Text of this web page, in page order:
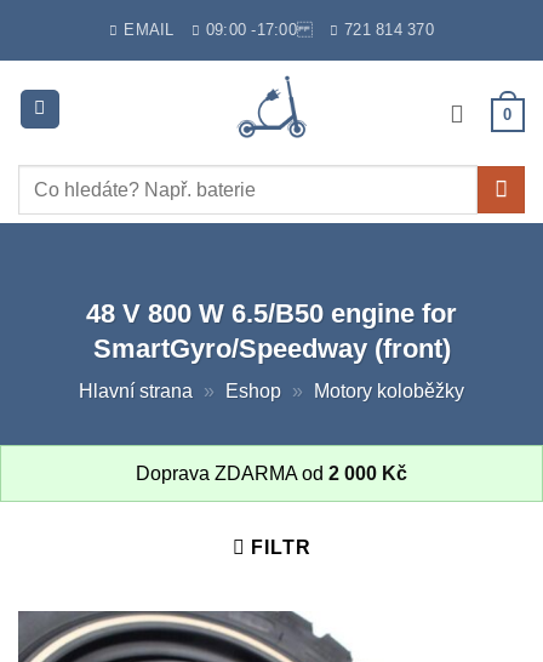
EMAIL 09:00 -17:00 721 814 370
0
Hledat:
48 V 800 W 6.5/B50 engine for
SmartGyro/Speedway (front)
Hlavní strana » Eshop » Motory koloběžky
Doprava ZDARMA od 2 000 Kč
FILTR